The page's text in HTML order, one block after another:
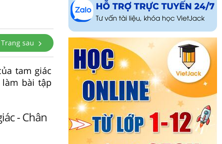
Trang sau
tam giác
bài tập
- Chân